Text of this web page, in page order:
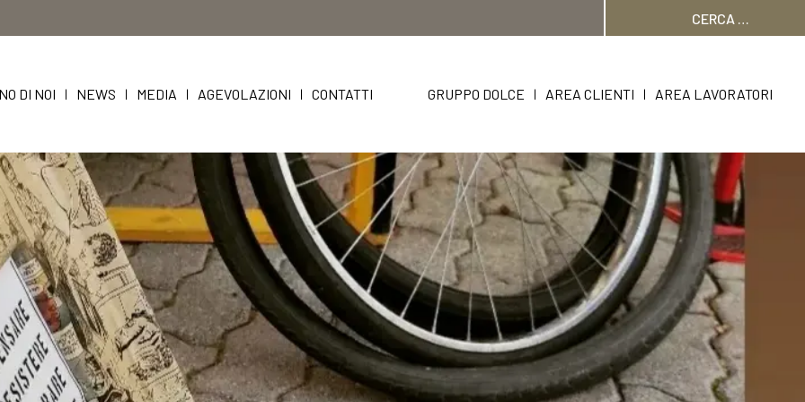
DI NOI | NEWS | MEDIA | AGEVOLAZIONI | CONTATTI GRUPPO DOLCE | AREA CLIENTI | AREA LAVORATORI